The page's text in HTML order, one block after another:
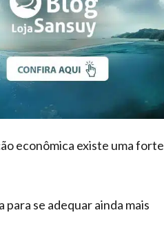
econômica existe uma forte
se adequar ainda mais